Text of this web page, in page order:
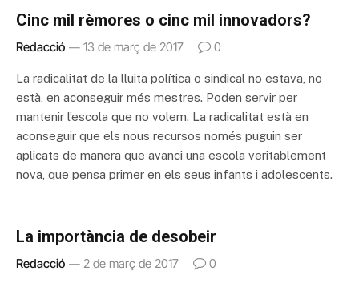
Cinc mil rèmores o cinc mil innovadors?
Redacció 13 de març de 2017 0
La radicalitat de la lluita política o sindical no estava, no
està, en aconseguir més mestres. Poden servir per
mantenir l’escola que no volem. La radicalitat està en
aconseguir que els nous recursos només puguin ser
aplicats de manera que avanci una escola veritablement
nova, que pensa primer en els seus infants i adolescents.
La importància de desobeir
Redacció 2 de març de 2017 0